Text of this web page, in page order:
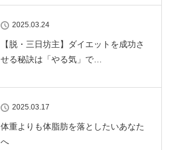
2025.03.24
【脱・三日坊主】ダイエットを成功さ
せる秘訣は「やる気」で…
2025.03.17
体重よりも体脂肪を落としたいあなた
へ